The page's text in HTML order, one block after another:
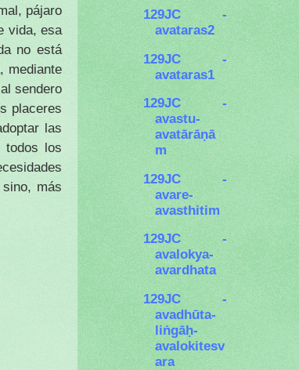
pájaro
vida, esa
no está
mediante
sendero
placeres
las
todos los
más
129JC -
avataras2
129JC -
avataras1
129JC -
avastu-
avatārāṇā
m
129JC -
avare-
avasthitim
129JC -
avalokya-
avardhata
129JC -
avadhūta-
liṅgāḥ-
avalokitesv
ara